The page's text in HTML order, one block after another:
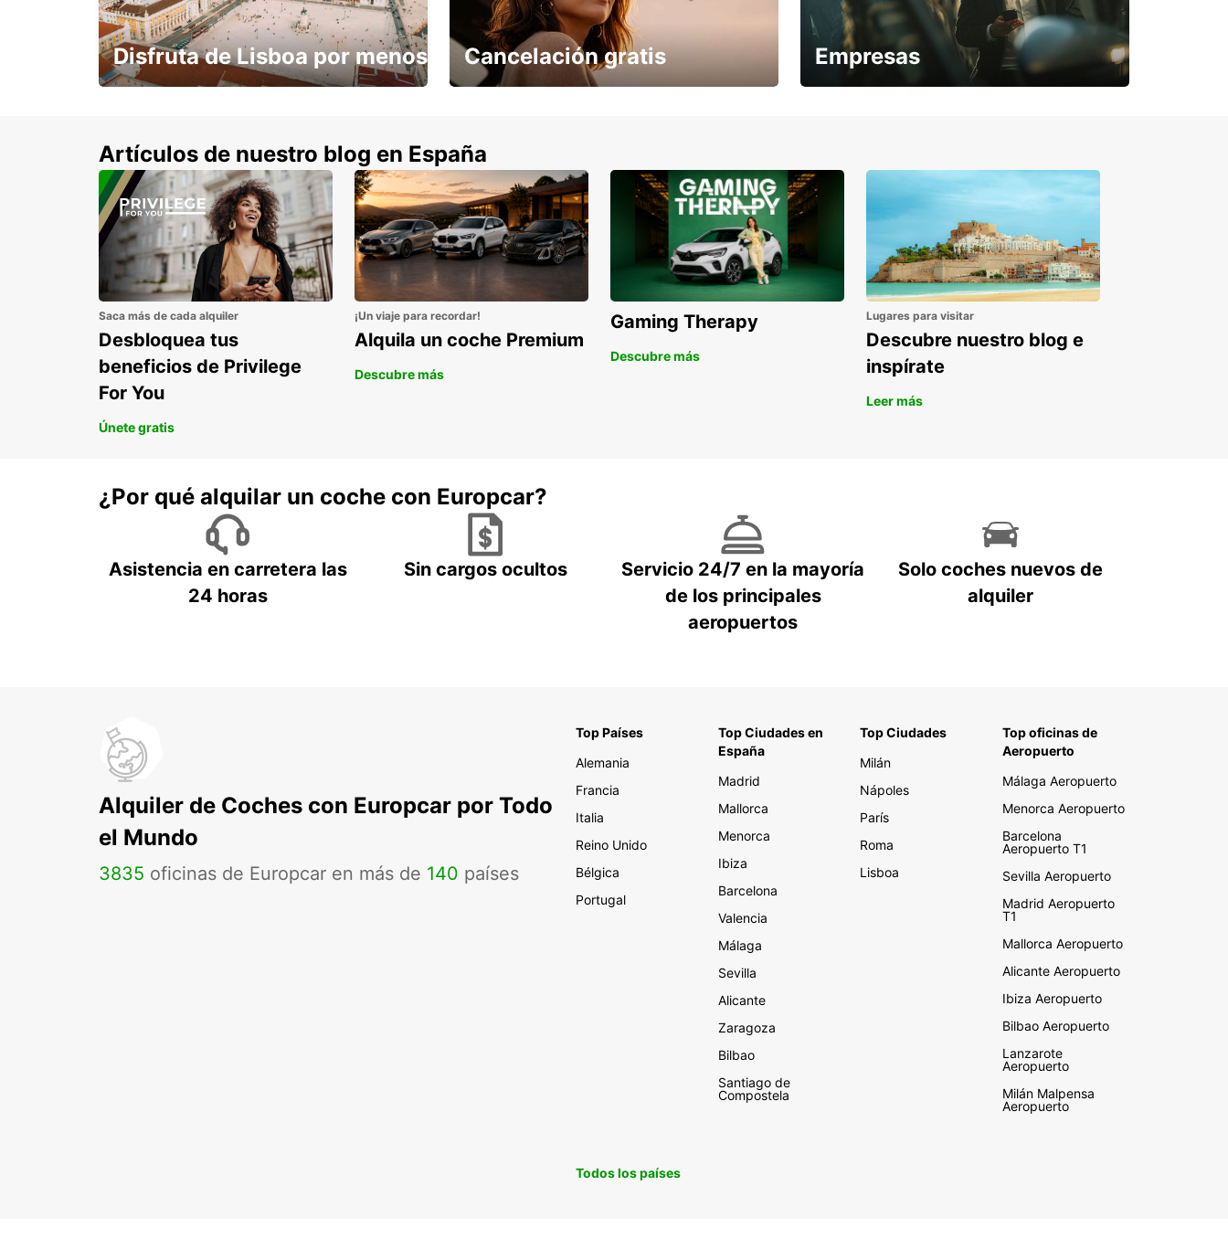
GINEBRA, CENTRO
GENEVA - SWITZERLAND
Disfruta de Lisboa por menos Cancelación gratis Empresas
Artículos de nuestro blog en España
Saca más de cada alquiler
Desbloquea tus
beneficios de Privilege
For You
Únete gratis
¡Un viaje para recordar!
Alquila un coche Premium
Descubre más
Gaming Therapy
Descubre más
Lugares para visitar
Descubre nuestro blog e
inspírate
Leer más
¿Por qué alquilar un coche con Europcar?
Asistencia en carretera las
24 horas
Sin cargos ocultos
Servicio 24/7 en la mayoría
de los principales
aeropuertos
Solo coches nuevos de
alquiler
Alquiler de Coches con Europcar por Todo
el Mundo
3835 oficinas de Europcar en más de 140 países
Top Países
Alemania
Francia
Italia
Reino Unido
Bélgica
Portugal
Top Ciudades en
España
Madrid
Mallorca
Menorca
Ibiza
Barcelona
Valencia
Málaga
Sevilla
Alicante
Zaragoza
Bilbao
Santiago de
Compostela
Top Ciudades
Milán
Nápoles
París
Roma
Lisboa
Top oficinas de
Aeropuerto
Málaga Aeropuerto
Menorca Aeropuerto
Barcelona
Aeropuerto T1
Sevilla Aeropuerto
Madrid Aeropuerto
T1
Mallorca Aeropuerto
Alicante Aeropuerto
Ibiza Aeropuerto
Bilbao Aeropuerto
Lanzarote
Aeropuerto
Milán Malpensa
Aeropuerto
Todos los países